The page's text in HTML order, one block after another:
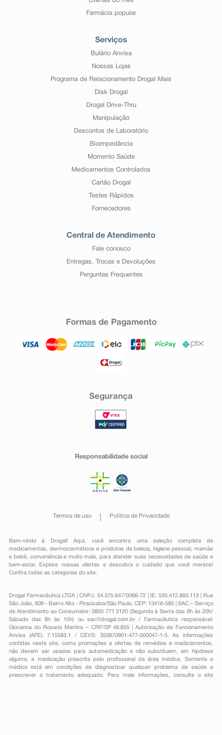
Farmácia popular
Serviços
Bulário Anvisa
Nossas Lojas
Programa de Relacionamento Drogal Mais
Disk Drogal
Drogal Drive-Thru
Manipulação
Descontos de Laboratório
Bioimpedância
Momento Saúde
Medicamentos Controlados
Cartão Drogal
Testes Rápidos
Fornecedores
Central de Atendimento
Fale conosco
Entregas, Trocas e Devoluções
Perguntas Frequentes
Formas de Pagamento
Segurança
Responsabilidade social
Termos de uso Política de Privacidade
Bem-vindo à Drogal! Aqui, você encontra uma seleção completa de
medicamentos , dermocosméticos e produtos de beleza, higiene pessoal ,mamãe
e bebê, conveniênciae muito mais, para atender suas necessidades de saúde e
bem-estar. Explore nossas ofertas e descubra o cuidado que você merece!
Confira todas as categorias do site.
Drogal Farmacêutica LTDA | CNPJ: 54.375.647/0066-72 | IE: 535.412.860.113 | Rua
São João, 909 - Bairro Alto - Piracicaba/São Paulo, CEP: 13416-585 | SAC – Serviço
de Atendimento ao Consumidor: 0800 771 2120 (Segunda à Sexta das 8h às 20h/
Sábado das 8h às 15h) ou sac@drogal.com.br/ Farmacêutica responsável:
Giovanna do Rosario Martins – CRF/SP 49.855 | Autorização de Funcionamento
Anvisa (AFE): 7.15583.1 / CEVS: 353870901-477-000047-1-5. As informações
contidas neste site, como promoções e ofertas de remédios e medicamentos,
não devem ser usadas para automedicação e não substituem, em hipótese
alguma, a medicação prescrita pelo profissional da área médica. Somente o
médico está em condições de diagnosticar qualquer problema de saúde e
prescrever o tratamento adequado. Para mais informações, consulte o site